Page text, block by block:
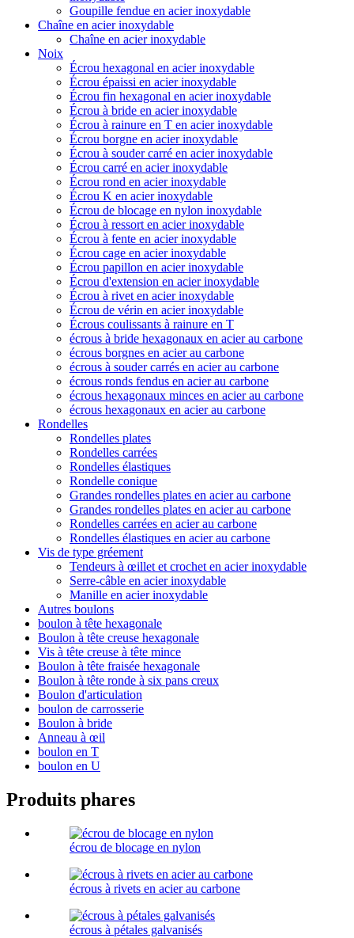
Goupille fendue en acier inoxydable
Chaîne en acier inoxydable
Chaîne en acier inoxydable
Noix
Écrou hexagonal en acier inoxydable
Écrou épaissi en acier inoxydable
Écrou fin hexagonal en acier inoxydable
Écrou à bride en acier inoxydable
Écrou à rainure en T en acier inoxydable
Écrou borgne en acier inoxydable
Écrou à souder carré en acier inoxydable
Écrou carré en acier inoxydable
Écrou rond en acier inoxydable
Écrou K en acier inoxydable
Écrou de blocage en nylon inoxydable
Écrou à ressort en acier inoxydable
Écrou à fente en acier inoxydable
Écrou cage en acier inoxydable
Écrou papillon en acier inoxydable
Écrou d'extension en acier inoxydable
Écrou à rivet en acier inoxydable
Écrou de vérin en acier inoxydable
Écrous coulissants à rainure en T
écrous à bride hexagonaux en acier au carbone
écrous borgnes en acier au carbone
écrous à souder carrés en acier au carbone
écrous ronds fendus en acier au carbone
écrous hexagonaux minces en acier au carbone
écrous hexagonaux en acier au carbone
Rondelles
Rondelles plates
Rondelles carrées
Rondelles élastiques
Rondelle conique
Grandes rondelles plates en acier au carbone
Grandes rondelles plates en acier au carbone
Rondelles carrées en acier au carbone
Rondelles élastiques en acier au carbone
Vis de type gréement
Tendeurs à œillet et crochet en acier inoxydable
Serre-câble en acier inoxydable
Manille en acier inoxydable
Autres boulons
boulon à tête hexagonale
Boulon à tête creuse hexagonale
Vis à tête creuse à tête mince
Boulon à tête fraisée hexagonale
Boulon à tête ronde à six pans creux
Boulon d'articulation
boulon de carrosserie
Boulon à bride
Anneau à œil
boulon en T
boulon en U
Produits phares
écrou de blocage en nylon
écrous à rivets en acier au carbone
écrous à pétales galvanisés